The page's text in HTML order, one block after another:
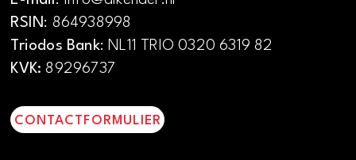
RSIN: 864938998
Triodos Bank: NL11 TRIO 0320 6319 82
KVK: 89296737
CONTACTFORMULIER